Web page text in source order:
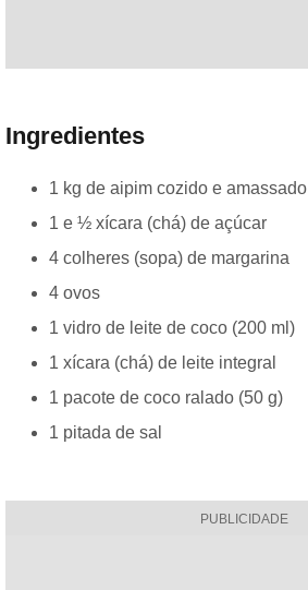
Ingredientes
1 kg de aipim cozido e amassado
1 e ½ xícara (chá) de açúcar
4 colheres (sopa) de margarina
4 ovos
1 vidro de leite de coco (200 ml)
1 xícara (chá) de leite integral
1 pacote de coco ralado (50 g)
1 pitada de sal
PUBLICIDADE